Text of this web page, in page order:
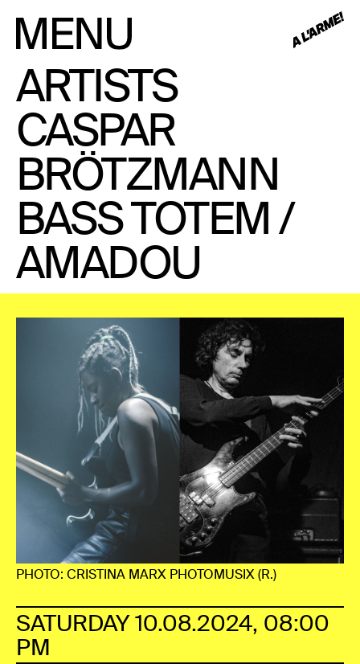
ARTISTS
CASPAR
BRÖTZMANN
BASS TOTEM /
AMADOU
PHOTO: CRISTINA MARX PHOTOMUSIX (R.)
SATURDAY 10.08.2024, 08:00
PM